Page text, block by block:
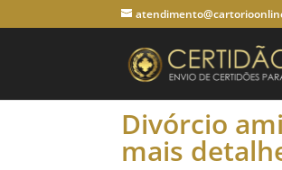
Divórcio
mais